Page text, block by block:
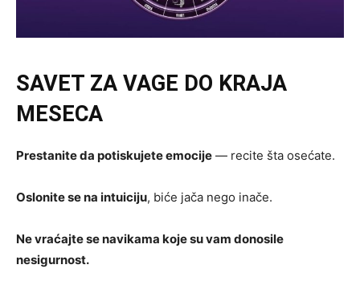
SAVET ZA VAGE DO KRAJA
MESECA
Prestanite da potiskujete emocije — recite šta osećate.
Oslonite se na intuiciju, biće jača nego inače.
Ne vraćajte se navikama koje su vam donosile
nesigurnost.